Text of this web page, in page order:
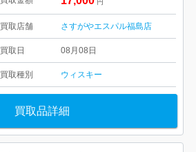
円
買取店舗 さすがやエスパル福島店
買取日 08月08日
買取種別 ウィスキー
買取品詳細